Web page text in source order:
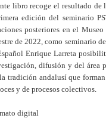
libro recoge el resultado de
edición del seminario
posteriores en el
de 2022, como seminario
Enrique Larreta
difusión y del
tradición andalusí que
y de procesos colectivos.
digital